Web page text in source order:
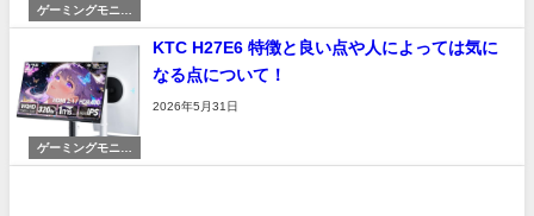
ゲーミングモニタ
ー
ゲーミングモニタ
ー
KTC H27E6 特徴と良い点や人によっては気に
なる点について！
2026年5月31日